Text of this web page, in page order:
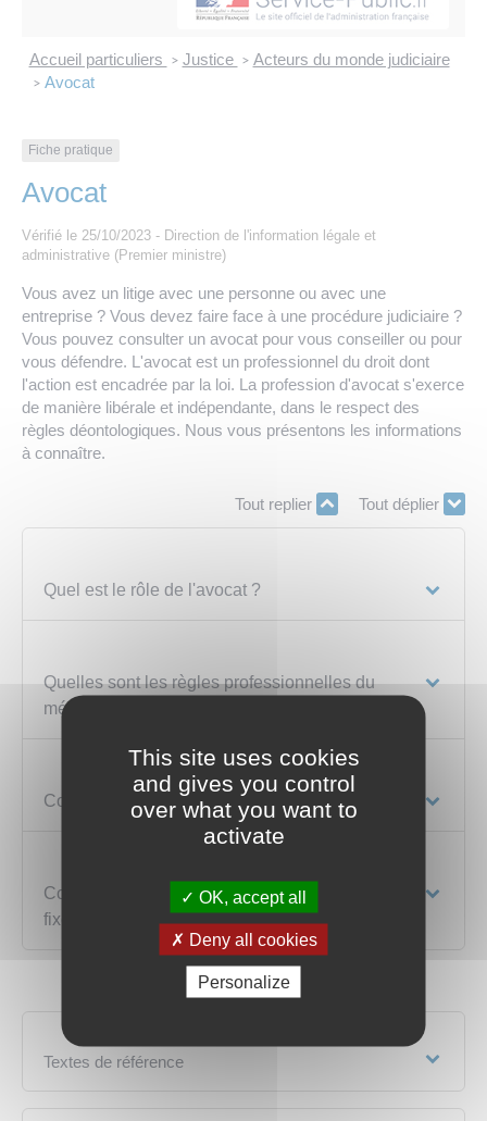
Eau et assainissement
Travaux
Numérique
Annuaire de contacts
Les offres d’emploi de la communauté de
Nos publications
Accueil particuliers > Justice > Acteurs du monde judiciaire
> Avocat
Fiche pratique
Avocat
Vérifié le 25/10/2023 - Direction de l'information légale et
administrative (Premier ministre)
Vous avez un litige avec une personne ou avec une
entreprise ? Vous devez faire face à une procédure judiciaire ?
Vous pouvez consulter un avocat pour vous conseiller ou pour
vous défendre. L'avocat est un professionnel du droit dont
l'action est encadrée par la loi. La profession d'avocat s'exerce
de manière libérale et indépendante, dans le respect des
règles déontologiques. Nous vous présentons les informations
à connaître.
Tout replier Tout déplier
Quel est le rôle de l'avocat ?
Quelles sont les règles professionnelles du
métier d'avocat ?
Comment choisir un avocat ?
Comment la rémunération de l'avocat est-elle
fixée ?
Textes de référence
This site uses cookies
and gives you control
over what you want to
activate
OK, accept all
Deny all cookies
Personalize